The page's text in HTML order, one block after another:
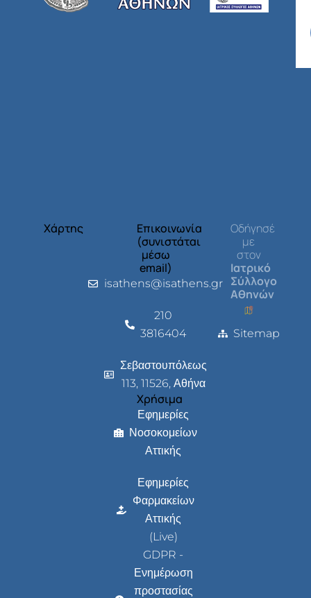
Χάρτης
Επικοινωνία
(συνιστάται
μέσω
email)
isathens@isathens.gr
210
3816404
Σεβαστουπόλεως
113, 11526, Αθήνα
Χρήσιμα
Εφημερίες
Νοσοκομείων
Αττικής
Εφημερίες
Φαρμακείων
Αττικής
(Live)
GDPR -
Ενημέρωση
προστασίας
Οδήγησέ
με
στον
Ιατρικό
Σύλλογο
Αθηνών
Sitemap